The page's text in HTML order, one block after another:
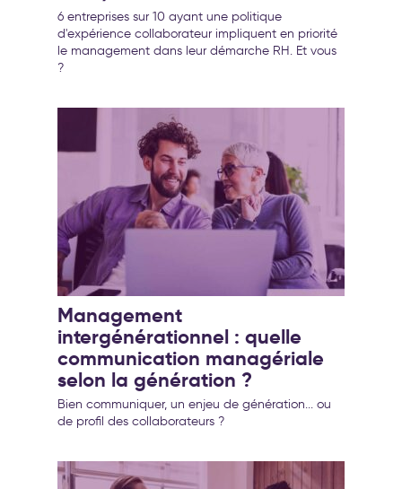
6 entreprises sur 10 ayant une politique
d'expérience collaborateur impliquent en priorité
le management dans leur démarche RH. Et vous
?
Management
intergénérationnel : quelle
communication managériale
selon la génération ?
Bien communiquer, un enjeu de génération... ou
de profil des collaborateurs ?